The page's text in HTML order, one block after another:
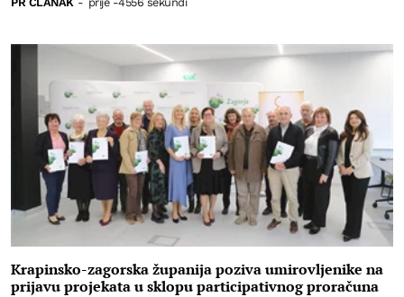
Krapinsko-zagorska županija poziva umirovljenike na
prijavu projekata u sklopu participativnog proračuna